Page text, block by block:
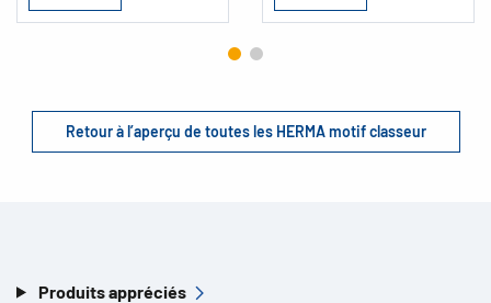
Retour à l’aperçu de toutes les HERMA motif classeur
Produits appréciés